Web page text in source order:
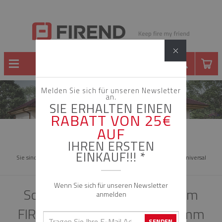
SCHORNSTEINE
Sie sind in: katalog schornsteine
firend universal
Schornstein - Bausatz System
FIREND UNIVERSAL DN 160 mm
Melden Sie sich für unseren Newsletter
an.
SIE ERHALTEN EINEN
RABATT VON 25€
AUF
IHREN ERSTEN
EINKAUF!!! *
Wenn Sie sich für unseren Newsletter
anmelden